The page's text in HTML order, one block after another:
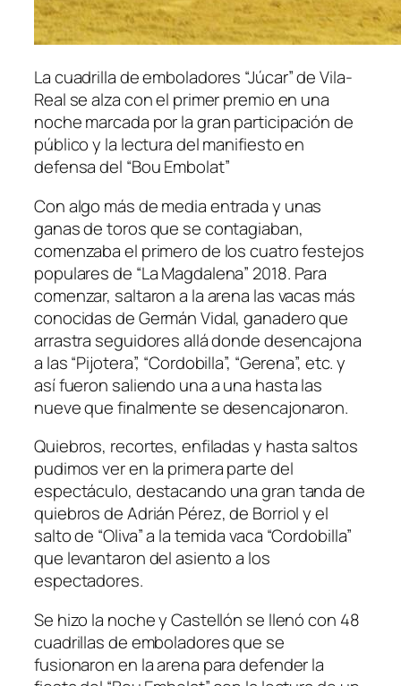
La cuadrilla de emboladores “Júcar” de Vila-
Real se alza con el primer premio en una
noche marcada por la gran participación de
público y la lectura del manifiesto en
defensa del “Bou Embolat”
Con algo más de media entrada y unas
ganas de toros que se contagiaban,
comenzaba el primero de los cuatro festejos
populares de “La Magdalena” 2018. Para
comenzar, saltaron a la arena las vacas más
conocidas de Germán Vidal, ganadero que
arrastra seguidores allá donde desencajona
a las “Pijotera”, “Cordobilla”, “Gerena”, etc. y
así fueron saliendo una a una hasta las
nueve que finalmente se desencajonaron.
Quiebros, recortes, enfiladas y hasta saltos
pudimos ver en la primera parte del
espectáculo, destacando una gran tanda de
quiebros de Adrián Pérez, de Borriol y el
salto de “Oliva” a la temida vaca “Cordobilla”
que levantaron del asiento a los
espectadores.
Se hizo la noche y Castellón se llenó con 48
cuadrillas de emboladores que se
fusionaron en la arena para defender la